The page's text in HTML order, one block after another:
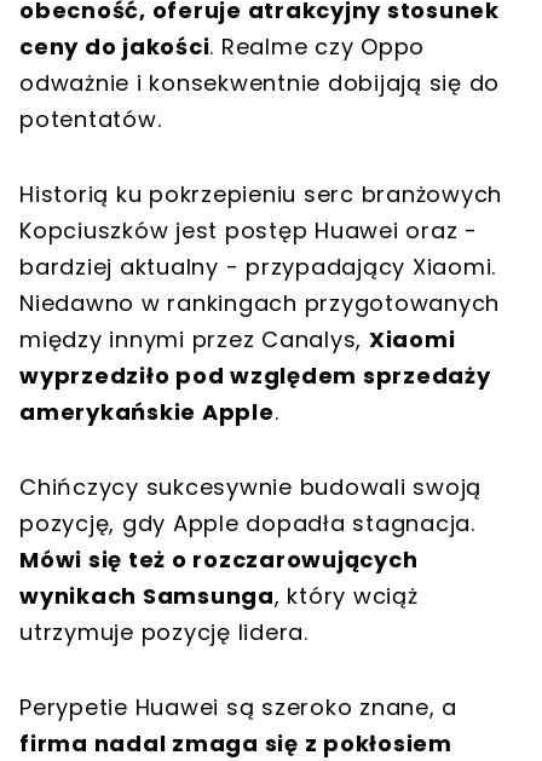
obecność, oferuje atrakcyjny stosunek
ceny do jakości. Realme czy Oppo
odważnie i konsekwentnie dobijają się do
potentatów.
Historią ku pokrzepieniu serc branżowych
Kopciuszków jest postęp Huawei oraz -
bardziej aktualny - przypadający Xiaomi.
Niedawno w rankingach przygotowanych
między innymi przez Canalys, Xiaomi
wyprzedziło pod względem sprzedaży
amerykańskie Apple.
Chińczycy sukcesywnie budowali swoją
pozycję, gdy Apple dopadła stagnacja.
Mówi się też o rozczarowujących
wynikach Samsunga, który wciąż
utrzymuje pozycję lidera.
Perypetie Huawei są szeroko znane, a
firma nadal zmaga się z pokłosiem